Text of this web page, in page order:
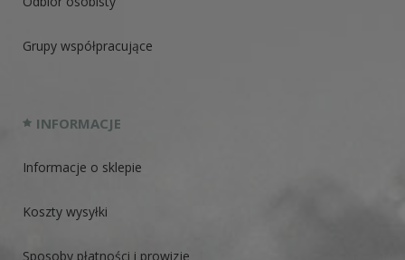
Grupy współpracujące
INFORMACJE
Informacje o sklepie
Koszty wysyłki
Sposoby płatności i prowizje